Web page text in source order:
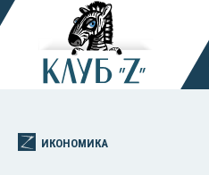
ИКОНОМИКА